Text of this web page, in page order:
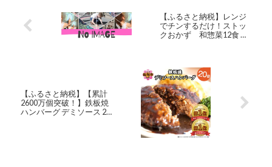
【ふるさと納税】レンジ
でチンするだけ！ストッ
クおかず 和惣菜12食 肉
温保存 煮物 惣菜 常温 おか
ず 保存食 レトルト 送料無
料 【2019年度ふるさと納
税寄附額鹿児島県1位！南
さつま市】
【ふるさと納税】【累計
2600万個突破！】鉄板焼
ハンバーグ デミソース 20